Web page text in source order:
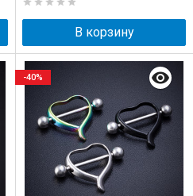
В корзину
-40%